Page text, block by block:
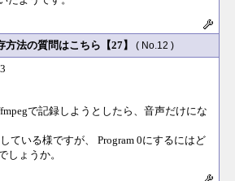
方法の質問はこちら【27】 ( No.12 )
で記録しようとしたら、音声だけにな
ている様ですが、 Program 0にするにはど
しょうか。